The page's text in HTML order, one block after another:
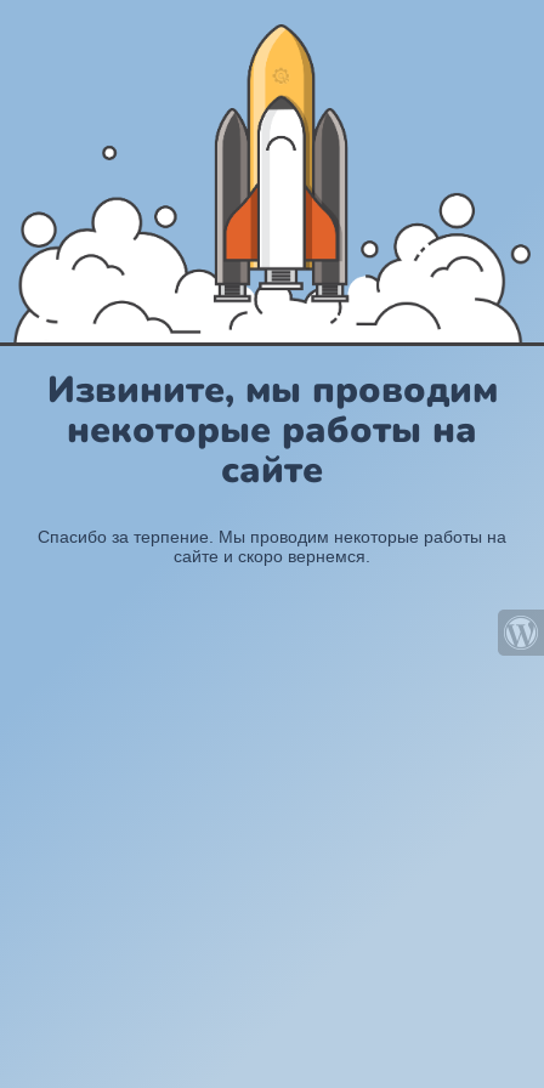
Извините, мы проводим
некоторые работы на
сайте
Спасибо за терпение. Мы проводим некоторые работы на
сайте и скоро вернемся.